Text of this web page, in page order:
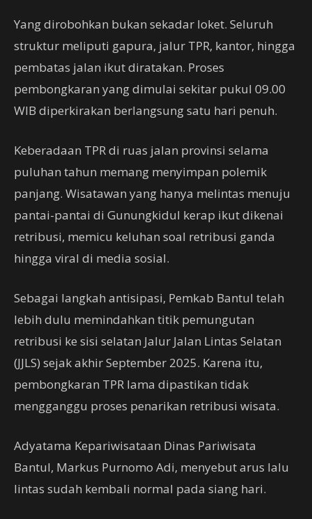
Yang dirobohkan bukan sekadar loket. Seluruh
struktur meliputi gapura, jalur TPR, kantor, hingga
pembatas jalan ikut diratakan. Proses
pembongkaran yang dimulai sekitar pukul 09.00
WIB diperkirakan berlangsung satu hari penuh.
Keberadaan TPR di ruas jalan provinsi selama
puluhan tahun memang menyimpan polemik
panjang. Wisatawan yang hanya melintas menuju
pantai-pantai di Gunungkidul kerap ikut dikenai
retribusi, memicu keluhan soal retribusi ganda
hingga viral di media sosial.
Sebagai langkah antisipasi, Pemkab Bantul telah
lebih dulu memindahkan titik pemungutan
retribusi ke sisi selatan Jalur Jalan Lintas Selatan
(JJLS) sejak akhir September 2025. Karena itu,
pembongkaran TPR lama dipastikan tidak
mengganggu proses penarikan retribusi wisata.
Adyatama Kepariwisataan Dinas Pariwisata
Bantul, Markus Purnomo Adi, menyebut arus lalu
lintas sudah kembali normal pada siang hari.